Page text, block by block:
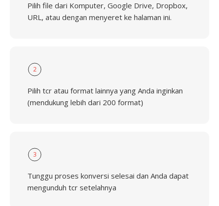
Pilih file dari Komputer, Google Drive, Dropbox,
URL, atau dengan menyeret ke halaman ini.
2
Pilih tcr atau format lainnya yang Anda inginkan
(mendukung lebih dari 200 format)
3
Tunggu proses konversi selesai dan Anda dapat
mengunduh tcr setelahnya